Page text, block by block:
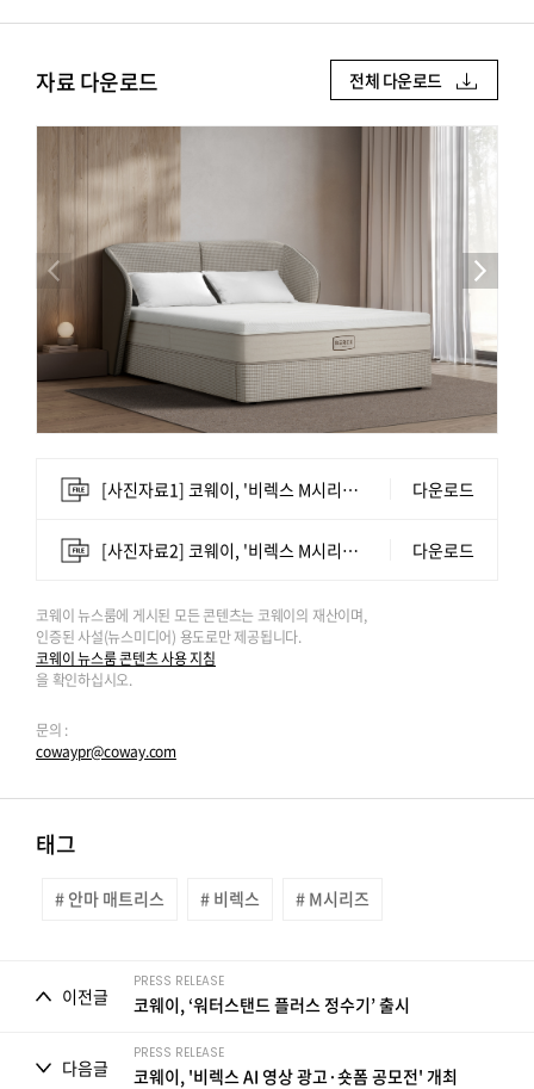
자료 다운로드 전체 다운로드
[사진자료1] 코웨이, '비렉스 M시리즈' 안마 매트리스 침대.jpg 다운로드
[사진자료2] 코웨이, '비렉스 M시리즈' 안마 매트리스 침대.jpg 다운로드
코웨이 뉴스룸에 게시된 모든 콘텐츠는 코웨이의 재산이며,
인증된 사설(뉴스미디어) 용도로만 제공됩니다.
코웨이 뉴스룸 콘텐츠 사용 지침
을 확인하십시오.
문의 :
cowaypr@coway.com
태그
# 안마 매트리스 # 비렉스 # M시리즈
이전글
PRESS RELEASE
코웨이, ‘워터스탠드 플러스 정수기’ 출시
다음글
PRESS RELEASE
코웨이, '비렉스 AI 영상 광고·숏폼 공모전' 개최